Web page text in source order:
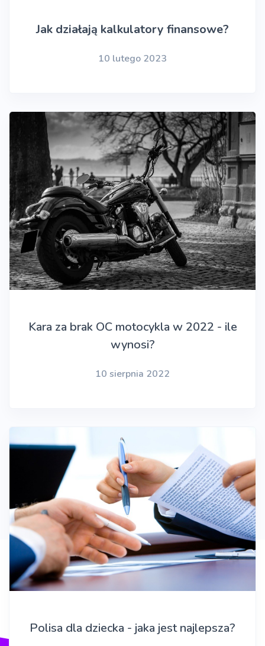
Jak działają kalkulatory finansowe?
10 lutego 2023
Kara za brak OC motocykla w 2022 - ile
wynosi?
10 sierpnia 2022
Polisa dla dziecka - jaka jest najlepsza?